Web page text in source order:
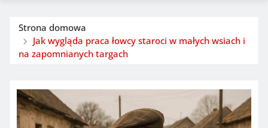
Strona domowa
Jak wygląda praca łowcy staroci w małych wsiach i
na zapomnianych targach